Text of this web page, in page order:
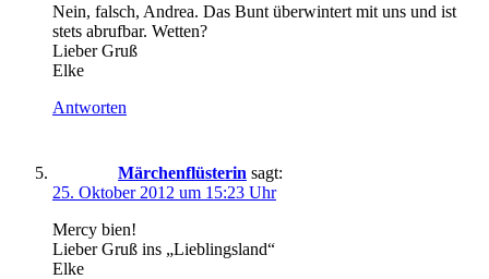
Nein, falsch, Andrea. Das Bunt überwintert mit uns und ist
stets abrufbar. Wetten?
Lieber Gruß
Elke
Antworten
Märchenflüsterin sagt:
25. Oktober 2012 um 15:23 Uhr
Mercy bien!
Lieber Gruß ins „Lieblingsland“
Elke